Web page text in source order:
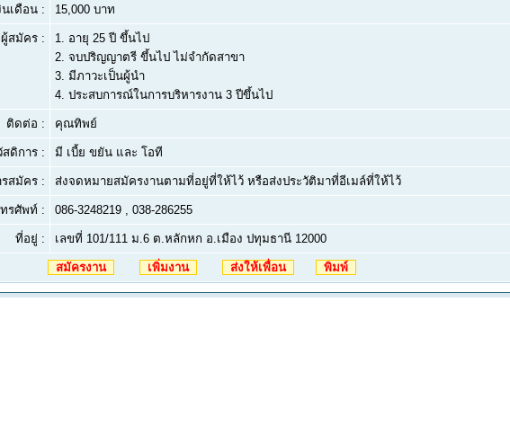
นเดือน : 15,000 บาท
สมัคร : 1. อายุ 25 ปี ขึ้นไป
2. จบปริญญาตรี ขึ้นไป ไม่จำกัดสาขา
3. มีภาวะเป็นผู้นำ
4. ประสบการณ์ในการบริหารงาน 3 ปีขึ้นไป
ติดต่อ : คุณทิพย์
สดิการ : มี เบี้ย ขยัน และ โอที
รสมัคร : ส่งจดหมายสมัครงานตามที่อยู่ที่ให้ไว้ หรือส่งประวัติมาที่อีเมล์ที่ให้ไว้
รศัพท์ : 086-3248219 , 038-286255
ที่อยู่ : เลขที่ 101/111 ม.6 ต.หลักหก อ.เมือง ปทุมธานี 12000
สมัครงาน เพิ่มงาน ส่งให้เพื่อน พิมพ์